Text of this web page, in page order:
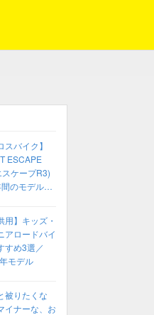
スバイク】
ESCAPE
ケープR3)
のモデル変
用】キッズ・
アロードバイ
すめ3選／
モデル
被りたくな
イナーな、お